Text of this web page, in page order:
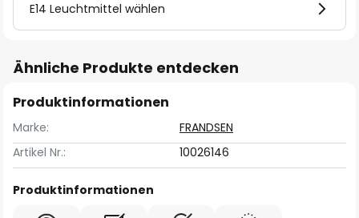
E14 Leuchtmittel wählen
Ähnliche Produkte entdecken
Produktinformationen
Marke:
FRANDSEN
Artikel Nr.:
10026146
Produktinformationen